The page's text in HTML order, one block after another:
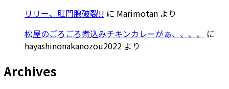
リリー、肛門腺破裂!! に Marimotan より
松屋のごろごろ煮込みチキンカレーがぁ、、、、
に
hayashinonakanozou2022 より
Archives